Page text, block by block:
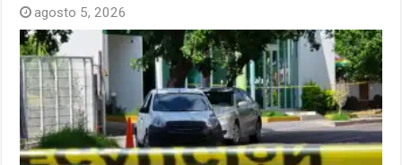
agosto 5, 2026